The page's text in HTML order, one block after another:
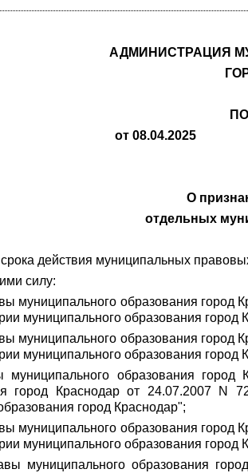
АДМИНИСТРАЦИЯ
от
О
отдельных
действия муниципальных
силу:
муниципального образования
муниципального образования город
муниципального образования
муниципального образования город
муниципального образования
город Краснодар от 24.07.2007 N
город Краснодар";
муниципального образования
муниципального образования город
муниципального образования